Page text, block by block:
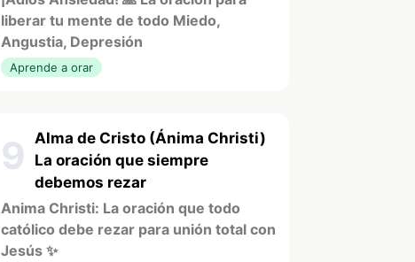
liberar tu mente de todo Miedo,
Angustia, Depresión
Aprende a orar
9
Alma de Cristo (Ánima Christi)
La oración que siempre
debemos rezar
Anima Christi: La oración que todo
católico debe rezar para unión total con
Jesús ✨